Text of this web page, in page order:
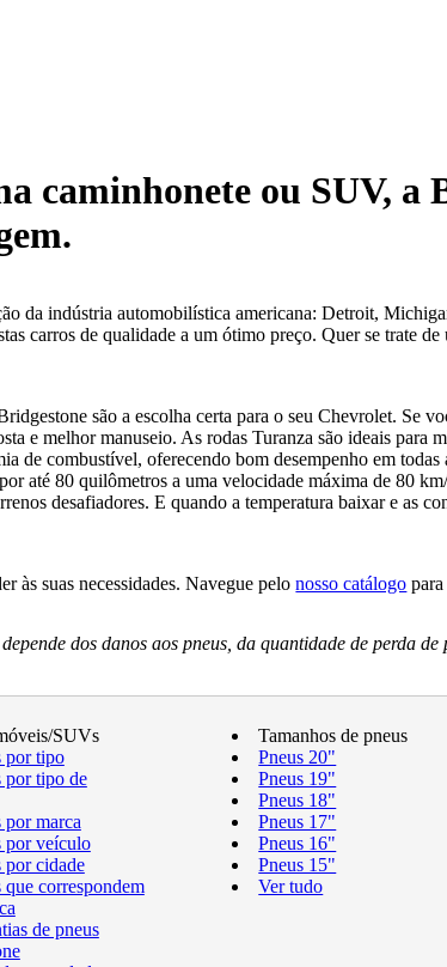
caminhonete ou SUV, a
da indústria automobilística americana: Detroit,
carros de qualidade a um ótimo preço. Quer se trate
são a escolha certa para o seu Chevrolet. Se
e melhor manuseio. As rodas Turanza são ideais
de combustível, oferecendo bom desempenho em
até 80 quilômetros a uma velocidade máxima de 80
desafiadores. E quando a temperatura baixar e as
às suas necessidades. Navegue pelonosso catálogo
dos danos aos pneus, da quantidade de perda
SUVs
por tipo
por tipo de
por marca
por veículo
por cidade
que correspondem
de pneus
Tamanhos de pneus
Pneus 20"
Pneus 19"
Pneus 18"
Pneus 17"
Pneus 16"
Pneus 15"
Ver tudo